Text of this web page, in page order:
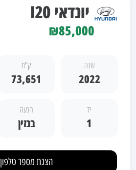
יונדאי I20
₪85,000
שנה
2022
ק"מ
73,651
יד
1
הנעה
בנזין
הצגת מספר טלפון